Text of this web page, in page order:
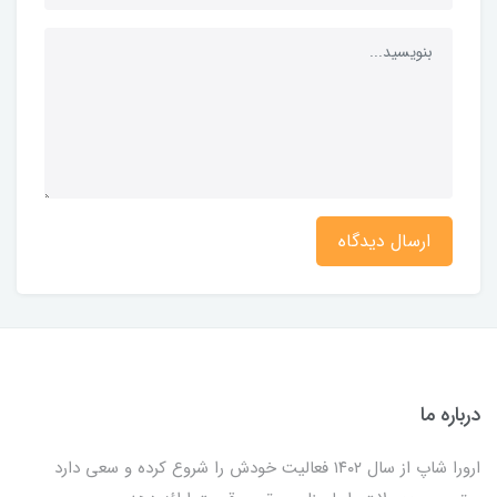
ارسال دیدگاه
درباره ما
ارورا شاپ از سال ۱۴۰۲ فعالیت خودش را شروع کرده و سعی دارد